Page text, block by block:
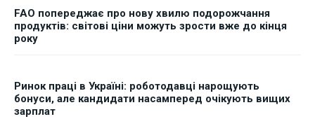
FAO попереджає про нову хвилю подорожчання
продуктів: світові ціни можуть зрости вже до кінця
року
Ринок праці в Україні: роботодавці нарощують
бонуси, але кандидати насамперед очікують вищих
зарплат